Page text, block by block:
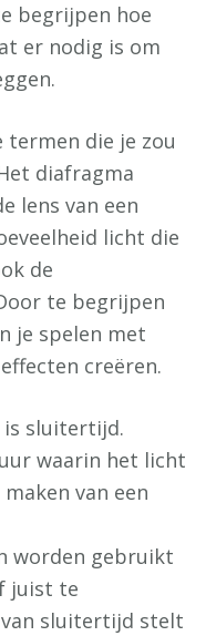
begrijpen hoe
er nodig is om
termen die je zou
diafragma
lens van een
licht die
de
te begrijpen
je spelen met
creëren.
is sluitertijd.
waarin het licht
van een
worden gebruikt
juist te
sluitertijd stelt